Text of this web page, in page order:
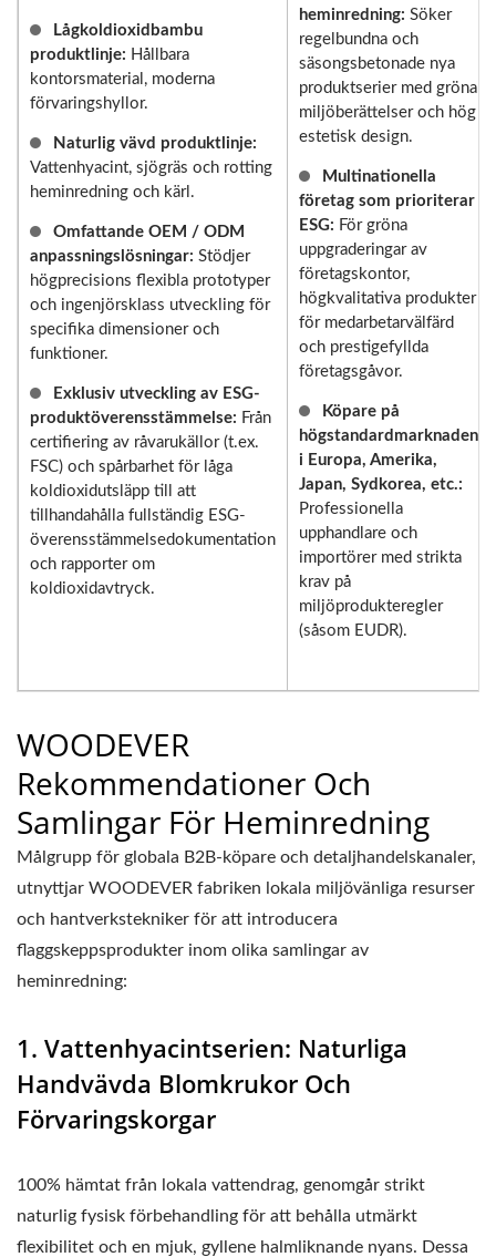
Lågkoldioxidbambu
produktlinje: Hållbara
kontorsmaterial, moderna
förvaringshyllor.
Naturlig vävd produktlinje:
Vattenhyacint, sjögräs och rotting
heminredning och kärl.
Omfattande OEM / ODM
anpassningslösningar: Stödjer
högprecisions flexibla prototyper
och ingenjörsklass utveckling för
specifika dimensioner och
funktioner.
Exklusiv utveckling av ESG-
produktöverensstämmelse: Från
certifiering av råvarukällor (t.ex.
FSC) och spårbarhet för låga
koldioxidutsläpp till att
tillhandahålla fullständig ESG-
överensstämmelsedokumentation
och rapporter om
koldioxidavtryck.
heminredning: Söker
regelbundna och
säsongsbetonade nya
produktserier med gröna
miljöberättelser och hög
estetisk design.
Multinationella
företag som prioriterar
ESG: För gröna
uppgraderingar av
företagskontor,
högkvalitativa produkter
för medarbetarvälfärd
och prestigefyllda
företagsgåvor.
Köpare på
högstandardmarknaden
i Europa, Amerika,
Japan, Sydkorea, etc.:
Professionella
upphandlare och
importörer med strikta
krav på
miljöprodukteregler
(såsom EUDR).
WOODEVER
Rekommendationer Och
Samlingar För Heminredning
Målgrupp för globala B2B-köpare och detaljhandelskanaler,
utnyttjar WOODEVER fabriken lokala miljövänliga resurser
och hantverkstekniker för att introducera
flaggskeppsprodukter inom olika samlingar av
heminredning:
1. Vattenhyacintserien: Naturliga
Handvävda Blomkrukor Och
Förvaringskorgar
100% hämtat från lokala vattendrag, genomgår strikt
naturlig fysisk förbehandling för att behålla utmärkt
flexibilitet och en mjuk, gyllene halmliknande nyans. Dessa